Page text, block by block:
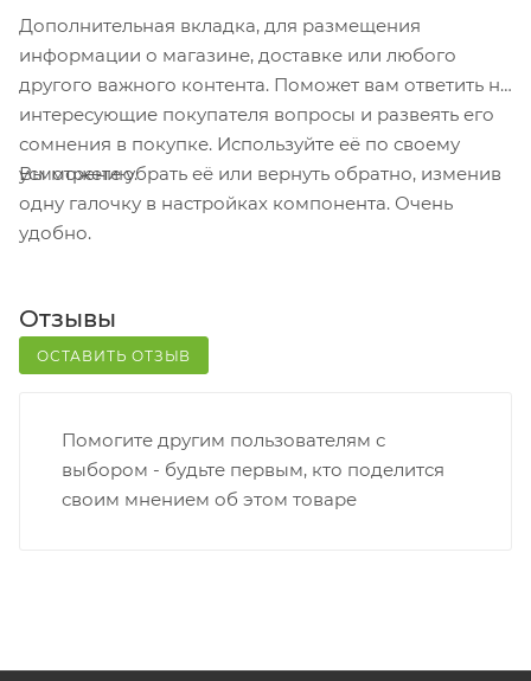
получения заказа обратитесь к сотруднику в
кассовой зоне и назовите номер.
Постамат. Когда заказ поступит на точку, на ваш
телефон или e-mail придет уникальный код.
Заказ нужно оплатить в терминале постамата.
Срок хранения — 3 дня.
Почтовая доставка через почту России. Когда
оценить состояние коробки: вес, целостность.
Вскрывать коробку самостоятельно вы можете
не должна превышать 100 000 р.
Дополнительная вкладка, для размещения
информации о магазине, доставке или любого
другого важного контента. Поможет вам ответить на
интересующие покупателя вопросы и развеять его
сомнения в покупке. Используйте её по своему
усмотрению.
Вы можете убрать её или вернуть обратно, изменив
одну галочку в настройках компонента. Очень
удобно.
Отзывы
ОСТАВИТЬ ОТЗЫВ
Помогите другим пользователям с
выбором - будьте первым, кто поделится
своим мнением об этом товаре